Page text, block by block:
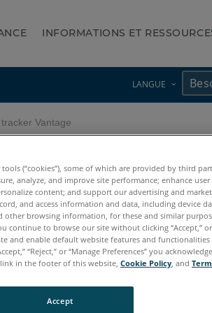
INFORMATIONS ET
LANGUE
Vantage
(“cookies”), some of which are provided by third
analyze, and improve site performance; enhance user
content; and support our advertising and
and access information and data, including device
other browsing information, for these and similar
continue to browse our site without clicking “Accept,”
and enable default website features and
“Reject,” or “Manage Preferences” you
in the footer of this website, Cookie Policy, and
Accept